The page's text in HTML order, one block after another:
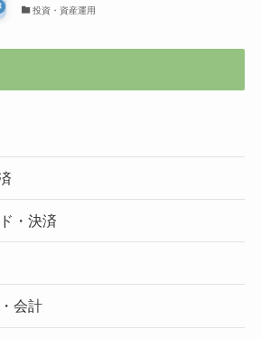
投資・資産運用
・決済
会計